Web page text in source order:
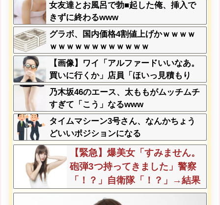
女友達とお風呂で勃■起した俺、挿入で
きずに終わるwww
グラボ、国内価格4割値上げかｗｗｗｗ
ｗｗｗｗｗｗｗｗｗｗｗｗ
【画像】ワイ「アルファードいいなあ。
買いに行くか」店員「ほいっ見積もり
な！」ワイ「金額おかしくね？」←お前
らもそう思うよな？？？？？
乃木坂46のエース、太ももがムッチムチ
すぎて「こう」なるwww
タイムマシーン3号さん、なんかちょう
どいいポジションになる
【緊急】爆美女「すみません。
砲弾3つ持ってきました」警察
「！？」自衛隊「！？」→結果
w w w w w w w w